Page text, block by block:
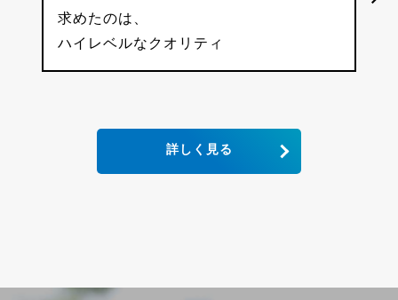
求めたのは、
ハイレベルなクオリティ
詳しく見る